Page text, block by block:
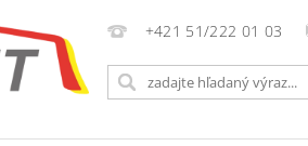
+421 51/222 01 03